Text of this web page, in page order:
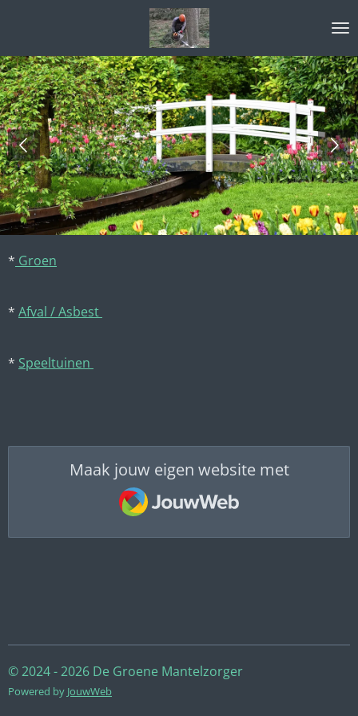
naar
de
hoofdinhoud
* Groen
* Afval / Asbest
* Speeltuinen
Maak jouw eigen website met
JouwWeb
© 2024 - 2026 De Groene Mantelzorger
Powered by JouwWeb